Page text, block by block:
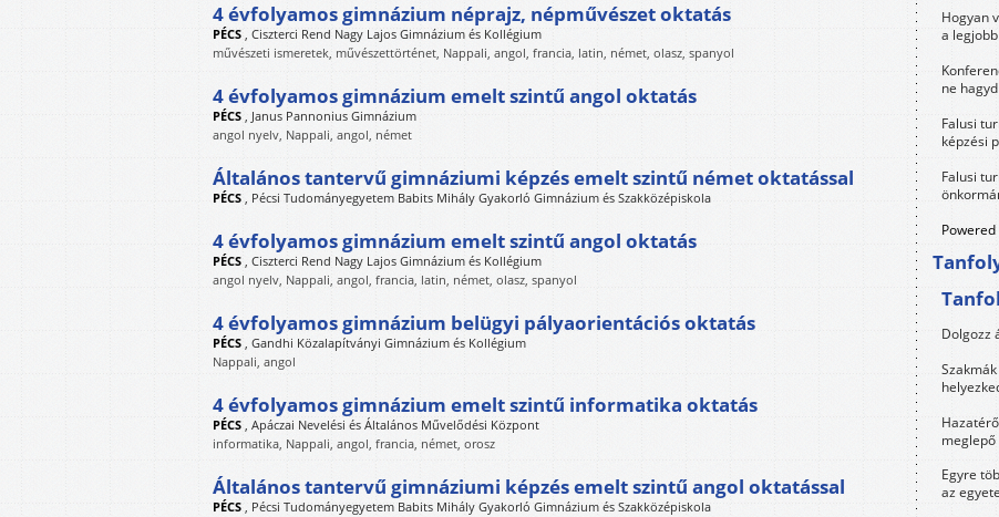
4 évfolyamos gimnázium néprajz, népművészet oktatás
PÉCS , Ciszterci Rend Nagy Lajos Gimnázium és Kollégium
művészeti ismeretek, művészettörténet, Nappali, angol, francia, latin, német, olasz, spanyol
4 évfolyamos gimnázium emelt szintű angol oktatás
PÉCS , Janus Pannonius Gimnázium
angol nyelv, Nappali, angol, német
Általános tantervű gimnáziumi képzés emelt szintű német oktatással
PÉCS , Pécsi Tudományegyetem Babits Mihály Gyakorló Gimnázium és Szakközépiskola
4 évfolyamos gimnázium emelt szintű angol oktatás
PÉCS , Ciszterci Rend Nagy Lajos Gimnázium és Kollégium
angol nyelv, Nappali, angol, francia, latin, német, olasz, spanyol
4 évfolyamos gimnázium belügyi pályaorientációs oktatás
PÉCS , Gandhi Közalapítványi Gimnázium és Kollégium
Nappali, angol
4 évfolyamos gimnázium emelt szintű informatika oktatás
PÉCS , Apáczai Nevelési és Általános Művelődési Központ
informatika, Nappali, angol, francia, német, orosz
Általános tantervű gimnáziumi képzés emelt szintű angol oktatással
PÉCS , Pécsi Tudományegyetem Babits Mihály Gyakorló Gimnázium és Szakközépiskola
Hogyan
a
ne
Falusi
képzési
Falusi
Powered
Dolgozz
Egyre
az